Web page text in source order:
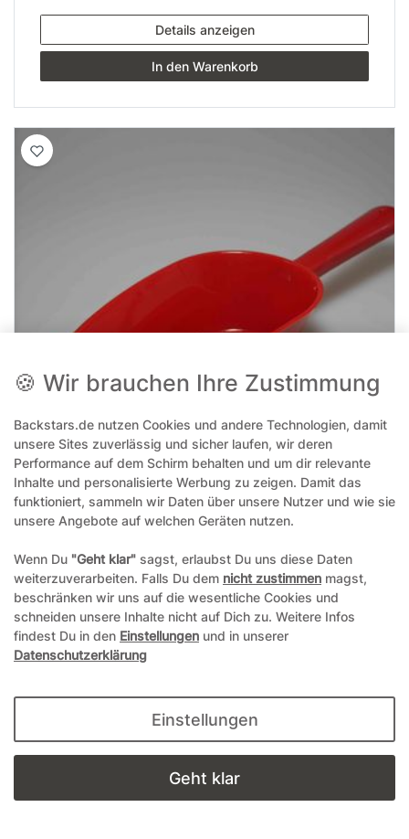
Details anzeigen
In den Warenkorb
- rot - Sonderpreis
Artikelnummer 15365
Packungsinhalt 1 Stück
2,50 €*
🍪 Wir brauchen Ihre Zustimmung
Backstars.de nutzen Cookies und andere Technologien, damit
unsere Sites zuverlässig und sicher laufen, wir deren
Performance auf dem Schirm behalten und um dir relevante
Inhalte und personalisierte Werbung zu zeigen. Damit das
funktioniert, sammeln wir Daten über unsere Nutzer und wie sie
unsere Angebote auf welchen Geräten nutzen.
Wenn Du "Geht klar" sagst, erlaubst Du uns diese Daten
weiterzuverarbeiten. Falls Du dem nicht zustimmen magst,
beschränken wir uns auf die wesentliche Cookies und
schneiden unsere Inhalte nicht auf Dich zu. Weitere Infos
findest Du in den Einstellungen und in unserer
Datenschutzerklärung
Einstellungen
Geht klar